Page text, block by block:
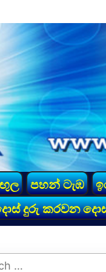
පහන් ටැඹ
දුරු කරවන